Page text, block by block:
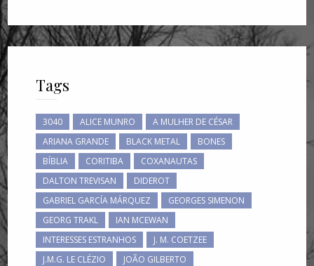
Tags
3040 ALICE MUNRO
A MULHER DE CÉSAR
ARIANA GRANDE
BLACK METAL
BONES
BÍBLIA
CORITIBA
COXANAUTAS
DALTON TREVISAN
DIDEROT
GABRIEL GARCÍA MÁRQUEZ
GEORGES SIMENON
GEORG TRAKL
IAN MCEWAN
INTERESSES ESTRANHOS
J. M. COETZEE
J.M.G. LE CLÉZIO
JOÃO GILBERTO